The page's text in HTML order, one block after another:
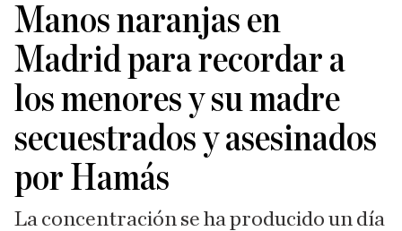
Manos naranjas en
Madrid para recordar a
los menores y su madre
secuestrados y asesinados
por Hamás
La concentración se ha producido un día